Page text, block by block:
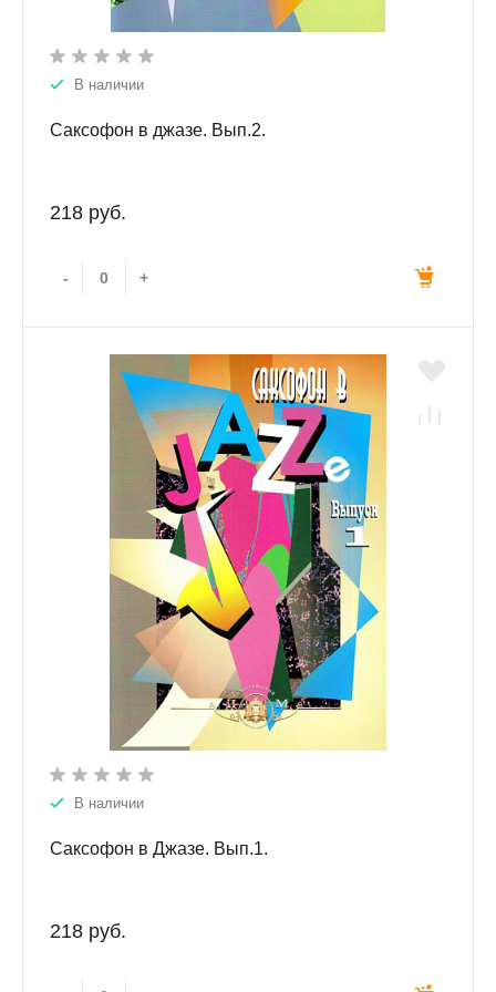
В наличии
Саксофон в джазе. Вып.2.
218 руб.
- +
В наличии
Саксофон в Джазе. Вып.1.
218 руб.